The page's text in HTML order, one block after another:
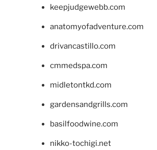
keepjudgewebb.com
anatomyofadventure.com
drivancastillo.com
cmmedspa.com
midletontkd.com
gardensandgrills.com
basilfoodwine.com
nikko-tochigi.net